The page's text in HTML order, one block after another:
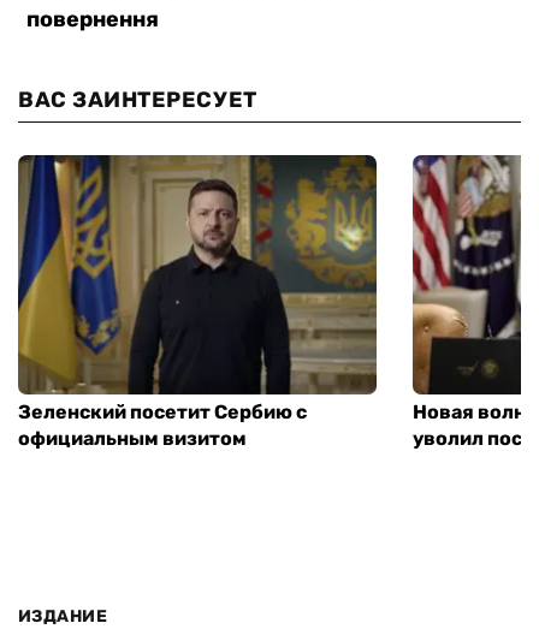
ВАС ЗАИНТЕРЕСУЕТ
Зеленский посетит Сербию с
официальным визитом
Новая
уволил
ИЗДАНИЕ